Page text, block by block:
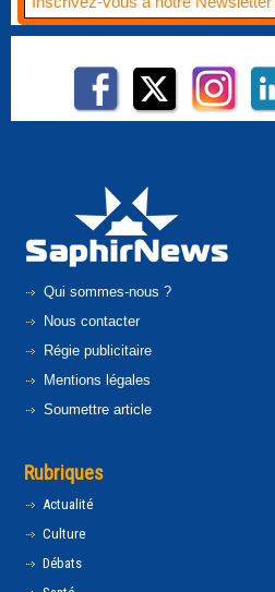
Qui sommes-nous ?
Nous contacter
Régie publicitaire
Mentions légales
Soumettre article
Rubriques
Actualité
Culture
Débats